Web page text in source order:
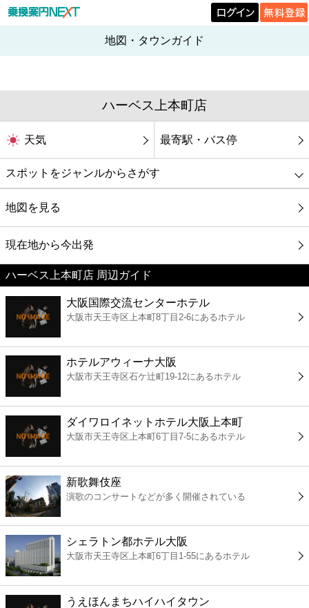
地図・タウンガイド
ハーベス上本町店
天気 最寄駅・バス停
スポットをジャンルからさがす
グルメ
映画
美容
コンビニ
薬局
スーパー
エンタメ
レジャー
書店
ファミレス
ファーストフード
地図を見る
現在地から今出発
ハーベス上本町店 周辺ガイド
大阪国際交流センターホテル
大阪市天王寺区上本町8丁目2-6にあるホテル
ホテルアウィーナ大阪
大阪市天王寺区石ケ辻町19-12にあるホテル
ダイワロイネットホテル大阪上本町
大阪市天王寺区上本町6丁目7-5にあるホテル
新歌舞伎座
演歌のコンサートなどが多く開催されている
シェラトン都ホテル大阪
大阪市天王寺区上本町6丁目1-55にあるホテル
うえほんまちハイハイタウン